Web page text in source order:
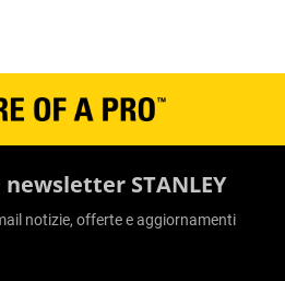
STANLEY
notizie, offerte e aggiornamenti